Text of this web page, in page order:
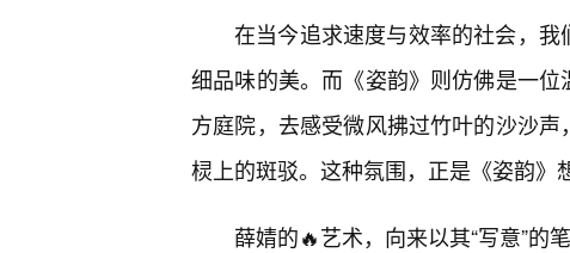
在当今追求速度与效率的社会，
细品味的美。而《姿韵》则仿佛是一
方庭院，去感受微风拂过竹叶的沙沙
棂上的斑驳。这种氛围，正是《姿韵》
薛婧的🔥艺术，向来以其“写意”的